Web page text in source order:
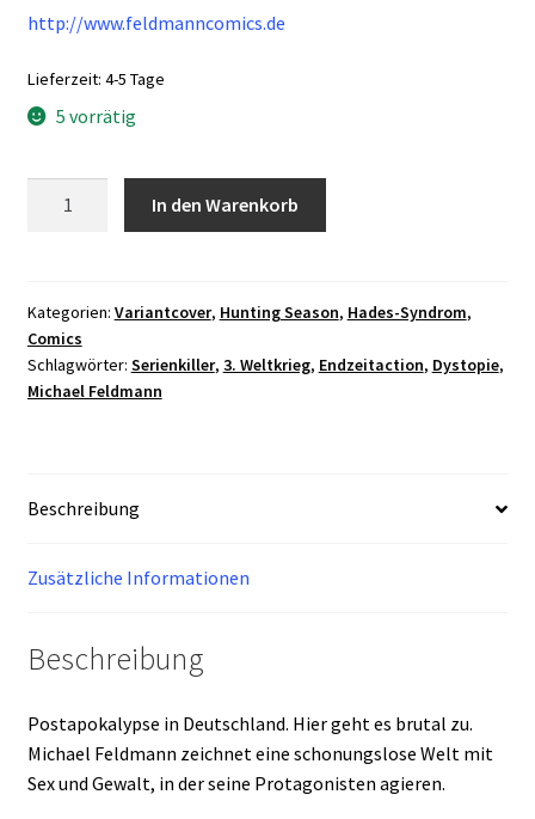
http://www.feldmanncomics.de
Lieferzeit: 4-5 Tage
5 vorrätig
Season
Teil
5
-
Marian
b/w
In den Warenkorb
Kategorien: Variantcover, Hunting Season, Hades-Syndrom,
Comics
Schlagwörter: Serienkiller, 3. Weltkrieg, Endzeitaction, Dystopie,
Michael Feldmann
Beschreibung
Zusätzliche Informationen
Beschreibung
Postapokalypse in Deutschland. Hier geht es brutal zu.
Michael Feldmann zeichnet eine schonungslose Welt mit
Sex und Gewalt, in der seine Protagonisten agieren.